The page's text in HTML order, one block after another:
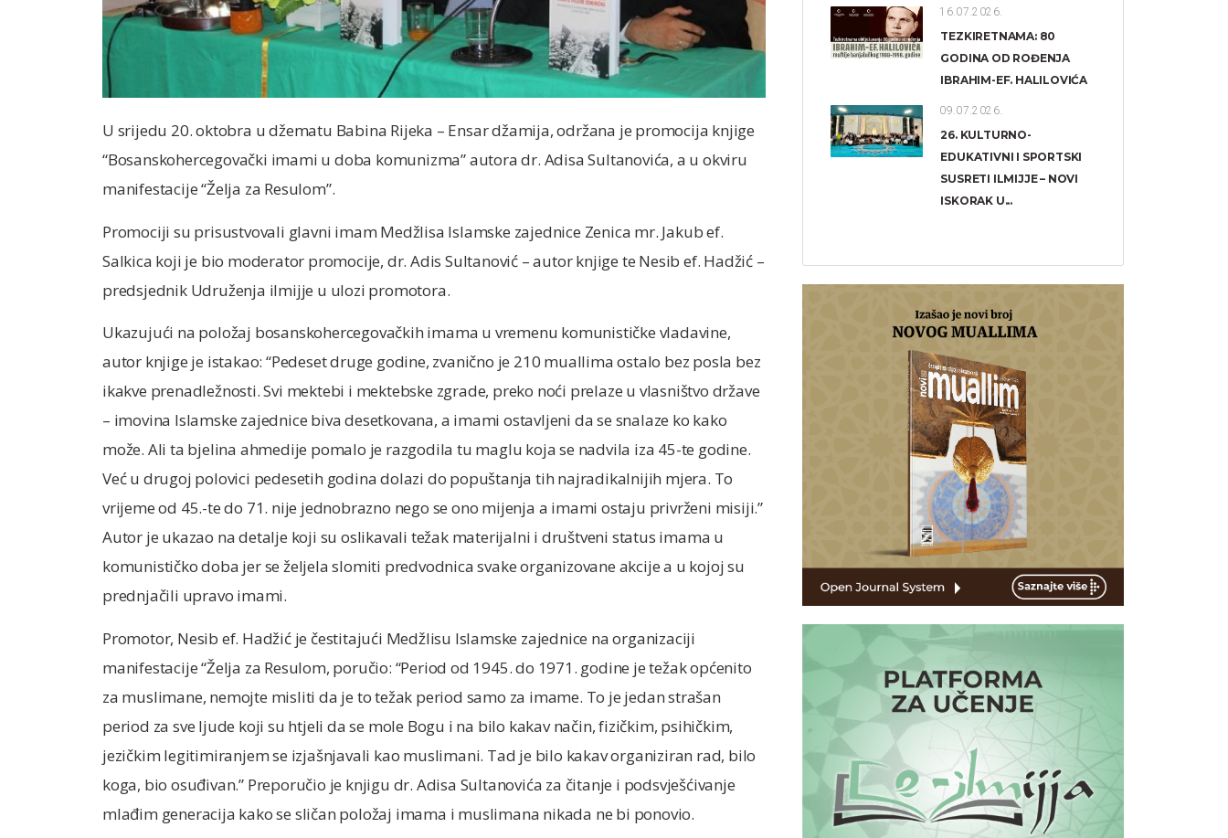
U srijedu 20. oktobra u džematu Babina Rijeka – Ensar džamija, održana je promocija knjige
“Bosanskohercegovački imami u doba komunizma” autora dr. Adisa Sultanovića, a u okviru
manifestacije “Želja za Resulom”.
Promociji su prisustvovali glavni imam Medžlisa Islamske zajednice Zenica mr. Jakub ef.
Salkica koji je bio moderator promocije, dr. Adis Sultanović – autor knjige te Nesib ef. Hadžić –
predsjednik Udruženja ilmijje u ulozi promotora.
Ukazujući na položaj bosanskohercegovačkih imama u vremenu komunističke vladavine,
autor knjige je istakao: “Pedeset druge godine, zvanično je 210 muallima ostalo bez posla bez
ikakve prenadležnosti. Svi mektebi i mektebske zgrade, preko noći prelaze u vlasništvo države
– imovina Islamske zajednice biva desetkovana, a imami ostavljeni da se snalaze ko kako
može. Ali ta bjelina ahmedije pomalo je razgodila tu maglu koja se nadvila iza 45-te godine.
Već u drugoj polovici pedesetih godina dolazi do popuštanja tih najradikalnijih mjera. To
vrijeme od 45.-te do 71. nije jednobrazno nego se ono mijenja a imami ostaju privrženi misiji.”
Autor je ukazao na detalje koji su oslikavali težak materijalni i društveni status imama u
komunističko doba jer se željela slomiti predvodnica svake organizovane akcije a u kojoj su
prednjačili upravo imami.
Promotor, Nesib ef. Hadžić je čestitajući Medžlisu Islamske zajednice na organizaciji
manifestacije “Želja za Resulom, poručio: “Period od 1945. do 1971. godine je težak općenito
za muslimane, nemojte misliti da je to težak period samo za imame. To je jedan strašan
period za sve ljude koji su htjeli da se mole Bogu i na bilo kakav način, fizičkim, psihičkim,
jezičkim legitimiranjem se izjašnjavali kao muslimani. Tad je bilo kakav organiziran rad, bilo
koga, bio osuđivan.” Preporučio je knjigu dr. Adisa Sultanovića za čitanje i podsvješćivanje
mlađim generacija kako se sličan položaj imama i muslimana nikada ne bi ponovio.
16.07.2026.
TEZKIRETNAMA: 80
GODINA OD ROĐENJA
IBRAHIM-EF. HALILOVIĆA
09.07.2026.
26. KULTURNO-
EDUKATIVNI I SPORTSKI
SUSRETI ILMIJJE – NOVI
ISKORAK U...